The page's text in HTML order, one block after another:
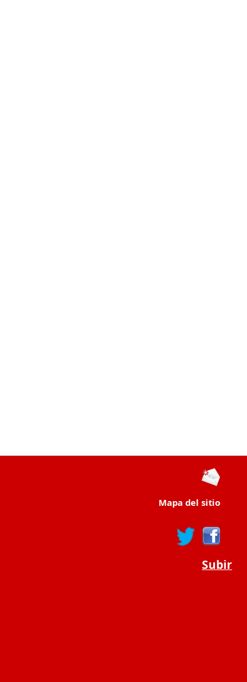
Mapa del sitio
Subir